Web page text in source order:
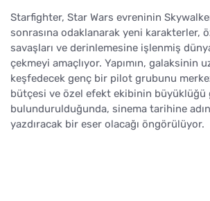
Starfighter, Star Wars evreninin
sonrasına odaklanarak yeni karakterler,
savaşları ve derinlemesine işlenmiş
çekmeyi amaçlıyor. Yapımın, galaksinin
keşfedecek genç bir pilot grubunu
bütçesi ve özel efekt ekibinin büyüklüğü
bulundurulduğunda, sinema tarihine
yazdıracak bir eser olacağı öngörülüyor.